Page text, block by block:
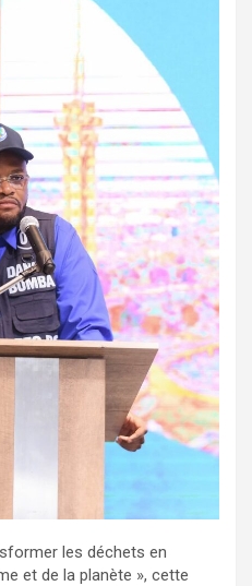
les déchets en
et de la planète », cette